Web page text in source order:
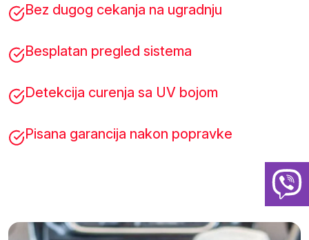
Bez dugog cekanja na ugradnju
Besplatan pregled sistema
Detekcija curenja sa UV bojom
Pisana garancija nakon popravke